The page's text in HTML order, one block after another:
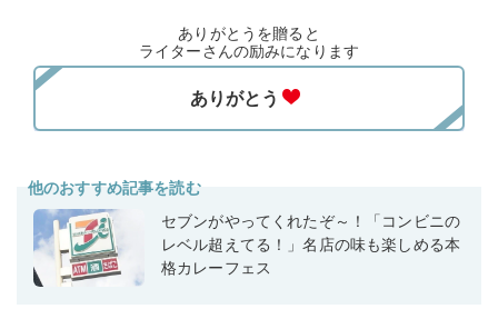
ありがとうを贈ると
ライターさんの励みになります
他のおすすめ記事を読む
セブンがやってくれたぞ～！「コンビニの
レベル超えてる！」名店の味も楽しめる本
格カレーフェス